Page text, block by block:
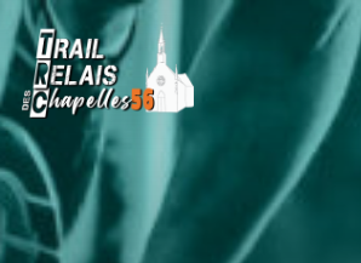
Aller
au
contenu